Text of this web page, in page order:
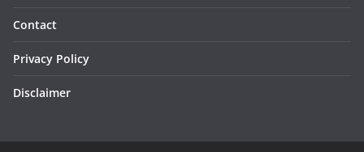
Contact
Privacy Policy
Disclaimer